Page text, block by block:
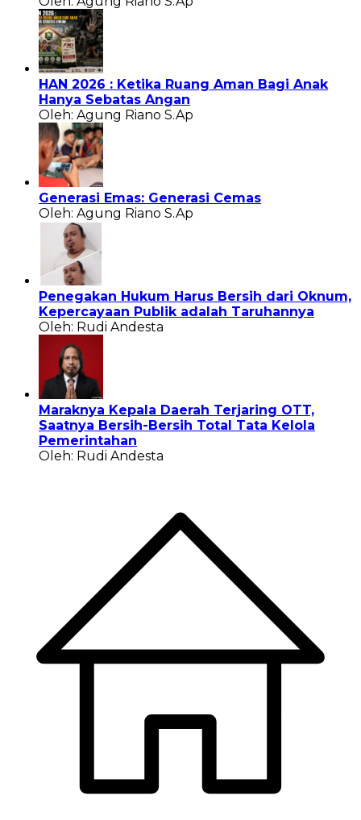
HAN 2026 : Ketika Ruang Aman Bagi Anak
Hanya Sebatas Angan
Oleh: Agung Riano S.Ap
Generasi Emas: Generasi Cemas
Oleh: Agung Riano S.Ap
Penegakan Hukum Harus Bersih dari Oknum,
Kepercayaan Publik adalah Taruhannya
Oleh: Rudi Andesta
Maraknya Kepala Daerah Terjaring OTT,
Saatnya Bersih-Bersih Total Tata Kelola
Pemerintahan
Oleh: Rudi Andesta